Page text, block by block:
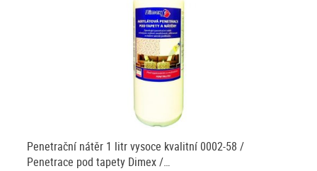
Penetrační nátěr 1 litr vysoce kvalitní 0002-58 /
Penetrace pod tapety Dimex /…